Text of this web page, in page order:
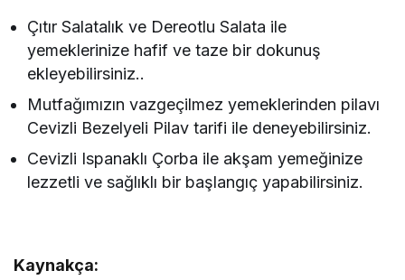
Çıtır Salatalık ve Dereotlu Salata ile
yemeklerinize hafif ve taze bir dokunuş
ekleyebilirsiniz..
Mutfağımızın vazgeçilmez yemeklerinden pilavı
Cevizli Bezelyeli Pilav tarifi ile deneyebilirsiniz.
Cevizli Ispanaklı Çorba ile akşam yemeğinize
lezzetli ve sağlıklı bir başlangıç yapabilirsiniz.
Kaynakça: